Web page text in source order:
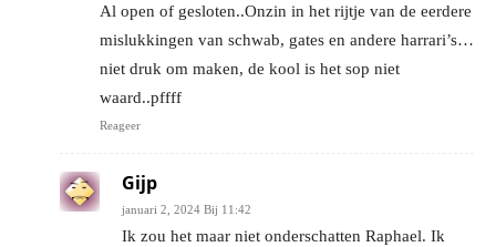
Al open of gesloten..Onzin in het rijtje van de eerdere
mislukkingen van schwab, gates en andere harrari’s…
niet druk om maken, de kool is het sop niet
waard..pffff
Reageer
Gijp
januari 2, 2024 Bij 11:42
Ik zou het maar niet onderschatten Raphael. Ik